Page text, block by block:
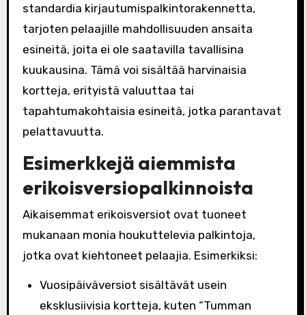
standardia kirjautumispalkintorakennetta,
tarjoten pelaajille mahdollisuuden ansaita
esineitä, joita ei ole saatavilla tavallisina
kuukausina. Tämä voi sisältää harvinaisia
kortteja, erityistä valuuttaa tai
tapahtumakohtaisia esineitä, jotka parantavat
pelattavuutta.
Esimerkkejä aiemmista
erikoisversiopalkinnoista
Aikaisemmat erikoisversiot ovat tuoneet
mukanaan monia houkuttelevia palkintoja,
jotka ovat kiehtoneet pelaajia. Esimerkiksi:
Vuosipäiväversiot sisältävät usein
eksklusiivisia kortteja, kuten “Tumman